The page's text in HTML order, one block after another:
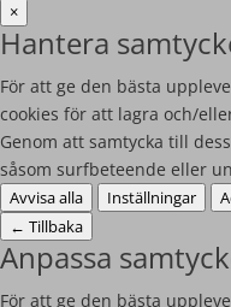
×
Hantera
För att ge den bästa
cookies för att lagra och/
Genom att samtycka till
såsom surfbeteende eller
Avvisa alla Inställningar
← Tillbaka
Anpassa
För att ge den bästa